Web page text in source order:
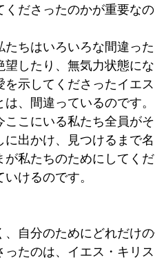
ださったのかが重要なの
ちはいろいろな間違った
したり、無気力状態に
示してくださったイエ
、間違っているのです
こにいる私たち全員が
出かけ、見つけるまで
私たちのためにしてくだ
けるのです。
自分のためにどれだけ
たのは、イエス・キリ